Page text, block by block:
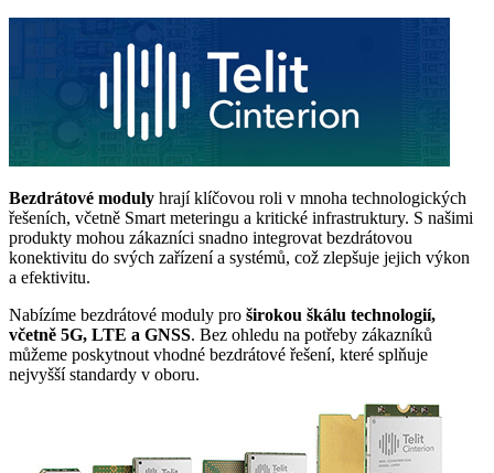
Bezdrátové moduly hrají klíčovou roli v mnoha technologických
řešeních, včetně Smart meteringu a kritické infrastruktury. S našimi
produkty mohou zákazníci snadno integrovat bezdrátovou
konektivitu do svých zařízení a systémů, což zlepšuje jejich výkon
a efektivitu.
Nabízíme bezdrátové moduly pro širokou škálu technologií,
včetně 5G, LTE a GNSS. Bez ohledu na potřeby zákazníků
můžeme poskytnout vhodné bezdrátové řešení, které splňuje
nejvyšší standardy v oboru.